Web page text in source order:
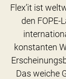
Flex’it ist
den
konstanten
Das weiche